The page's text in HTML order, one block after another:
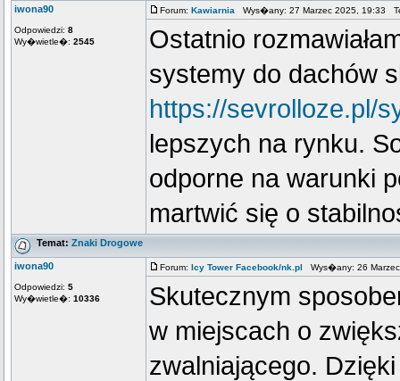
iwona90
Odpowiedzi: 8
Wy�wietle�: 2545
Forum: Kawiarnia Wys�any: 27 Marzec 2025, 19:33
Ostatnio
systemy do dachów
https://sevrolloze.pl/
lepszych na rynku.
odporne na warunki
martwić się o
Temat: Znaki Drogowe
iwona90
Odpowiedzi: 5
Wy�wietle�: 10336
Forum: Icy Tower Facebook/nk.pl Wys�any: 26
Skutecznym
w miejscach o
zwalniającego.